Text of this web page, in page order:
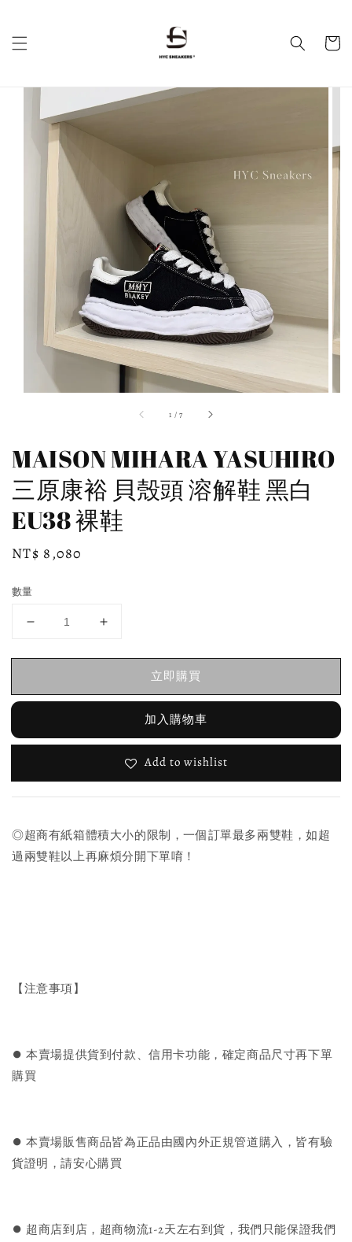
1 /7
MAISON MIHARA YASUHIRO
三原康裕 貝殼頭 溶解鞋 黑白
EU38 裸鞋
Regular
NT$ 8,080
數量
立即購買
加入購物車
Add to wishlist
◎超商有紙箱體積大小的限制，一個訂單最多兩雙鞋，如超
過兩雙鞋以上再麻煩分開下單唷！
【注意事項】
⏺︎ 本賣場提供貨到付款、信用卡功能，確定商品尺寸再下單
購買
⏺︎ 本賣場販售商品皆為正品由國內外正規管道購入，皆有驗
貨證明，請安心購買
⏺︎ 超商店到店，超商物流1-2天左右到貨，我們只能保證我們